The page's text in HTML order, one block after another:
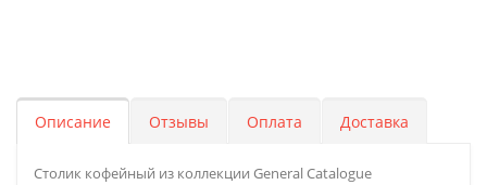
Описание Отзывы Оплата Доставка
Столик кофейный из коллекции General Catalogue